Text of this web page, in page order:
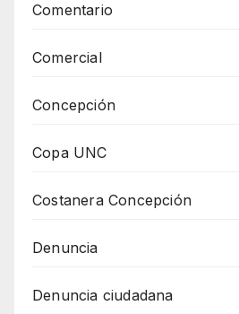
Comentario
Comercial
Concepción
Copa UNC
Costanera Concepción
Denuncia
Denuncia ciudadana